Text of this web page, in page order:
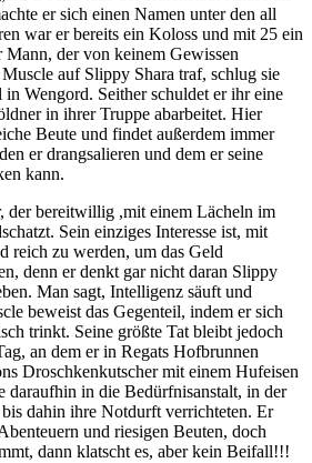
er sich einen Namen unter den all
war er bereits ein Koloss und mit 25 ein
der von keinem Gewissen
auf Slippy Shara traf, schlug sie
Wengord. Seither schuldet er ihr eine
in ihrer Truppe abarbeitet. Hier
Beute und findet außerdem immer
er drangsalieren und dem er seine
kann.
der bereitwillig ,mit einem Lächeln im
Sein einziges Interesse ist, mit
reich zu werden, um das Geld
denn er denkt gar nicht daran Slippy
Man sagt, Intelligenz säuft und
beweist das Gegenteil, indem er sich
trinkt. Seine größte Tat bleibt jedoch
an dem er in Regats Hofbrunnen
Droschkenkutscher mit einem Hufeisen
daraufhin in die Bedürfnisanstalt, in der
dahin ihre Notdurft verrichteten. Er
und riesigen Beuten, doch
dann klatscht es, aber kein Beifall!!!